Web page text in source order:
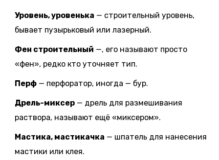
Уровень, уровенька — строительный уровень,
бывает пузырьковый или лазерный.
Фен строительный —, его называют просто
«фен», редко кто уточняет тип.
Перф — перфоратор, иногда — бур.
Дрель-миксер — дрель для размешивания
раствора, называют ещё «миксером».
Мастика, мастикачка — шпатель для нанесения
мастики или клея.